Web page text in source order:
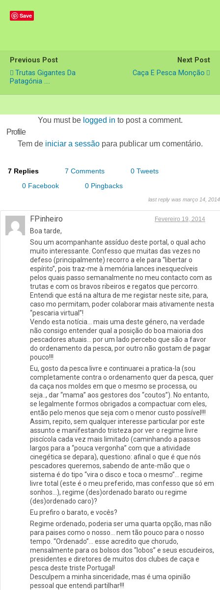
Save
Previous Post
Trutas Gigantes Da
Patagónia ....
Next Post
Caça E Pesca Monção
You must be logged in to post a comment.
Profile
Tem de iniciar a sessãopara publicar um comentário.
7 Replies 7 Comments
0 Tweets
0 Facebook
0 Pingbacks
last reply was março 14, 2014
FPinheiro Fevereiro 19, 2014
Boa tarde,
Sou um acompanhante assíduo deste portal, o qual acho
muito interessante. Confesso que muitas das vezes no
defeso (principalmente) recorro a ele para “libertar o
espírito”, pois traz-me à memória lances inesquecíveis
pelos quais passo semanalmente no meu contacto com as
trutas e com os bravos ribeiros e regatos que percorro.
Entendi que está na altura de me registar neste site, para,
caso mo permitam, poder colaborar mais ativamente nesta
“pescaria virtual”!
Vendo esta notícia… mais uma deste género, na verdade
não consigo entender qual a posição do boa maioria dos
pescadores atuais… por um lado percebo que são a favor
do ordenamento da pesca, por outro não gostam de pagar
pouco!!!
Eu, gosto da pesca livre e continuarei a pratica-la (sou
completamente contra o ordenamento quer da pesca, quer
da caça nos moldes em que o mesmo se processa, ou
seja.., dar “mama” aos gestores dos “coutos”). No entanto,
se legalmente formos obrigados a compactuar com eles,
então pelo menos que seja com o menor custo possível!!!
Assim, repito, sem qualquer interesse particular por este
assunto e manifestando tristeza por ver o regime livre
piscícola cada vez mais limitado (caminhando a passos
largos para a “pouca vergonha” com que a atividade
cinegética se depara), questiono: afinal o que é que nós
pescadores queremos, sabendo de ante-mão que o
sistema é do tipo “vira o disco e toca o mesmo”… regime
livre total (este é o meu preferido, mas confesso que só em
sonhos…), regime (des)ordenado barato ou regime
(des)ordenado caro)?
Eu prefiro o barato, e vocês?
Regime ordenado, poderia ser uma quarta opção, mas não
para paises como o nosso… nem tão pouco para o nosso
tempo. “Ordenado”… esse acredito que chorudo,
mensalmente para os bolsos dos “lobos” e seus escudeiros,
presidentes e diretores de muitos dos clubes de caça e
pesca deste triste Portugal!
Desculpem a minha sinceridade, mas é uma opinião
pessoal que entendi partilhar!!!